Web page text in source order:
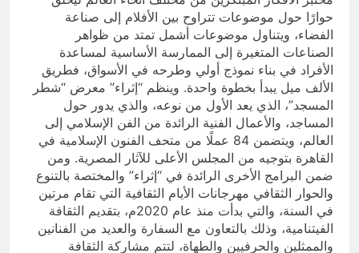
حوارًا حول موضوعات تتراوح بين الأفلام إلى صناعة
الفضاء، ويتناول موضوعات أشمل تمتد من ظواهر
الصناعات المتغيرة إلى الممارسة الأساسية لمساعدة
الأفراد في بناء نموذج أولي وطرحه في الأسواق، فطريق
الألف ميل يبدأ بخطوة واحدة. وينظم “إثراء” معرض “شطر
المسجد”، الذي يعد الأول من نوعه، والذي يدور حول
المساجد، والأعمال الفنية الرائدة من الفن الإسلامي إلى
العالم، ويتضمن 84 عملًا من متحف الفنون الإسلامية في
القاهرة بتوجيه من المجلس الأعلى للآثار المصرية. ومن
ضمن البرامج الأخرى الرائدة في “إثراء” والمختصة بالتنوع
والحوار الثقافي مهرجانات الأيام الثقافية التي تقام مرتين
في السنة، والتي بدأت منذ عام 2020م، بتقديم الثقافة
الفيتنامية، وذلك بالتعاون مع السفارة والعديد من الفنانين
والممثلين والحرفيين والطهاة، لتتم مشاركة الثقافة